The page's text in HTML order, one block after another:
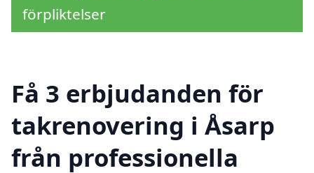
förpliktelser
Få 3 erbjudanden för
takrenovering i Åsarp
från professionella